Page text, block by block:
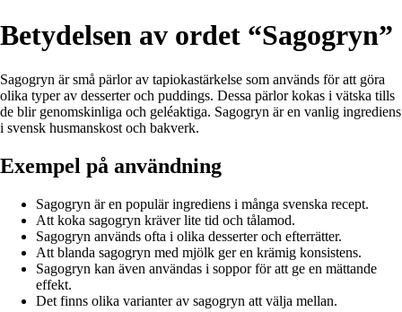
Betydelsen av ordet “Sagogryn”
Sagogryn är små pärlor av tapiokastärkelse som används för att göra
olika typer av desserter och puddings. Dessa pärlor kokas i vätska tills
de blir genomskinliga och geléaktiga. Sagogryn är en vanlig ingrediens
i svensk husmanskost och bakverk.
Exempel på användning
Sagogryn är en populär ingrediens i många svenska recept.
Att koka sagogryn kräver lite tid och tålamod.
Sagogryn används ofta i olika desserter och efterrätter.
Att blanda sagogryn med mjölk ger en krämig konsistens.
Sagogryn kan även användas i soppor för att ge en mättande
effekt.
Det finns olika varianter av sagogryn att välja mellan.